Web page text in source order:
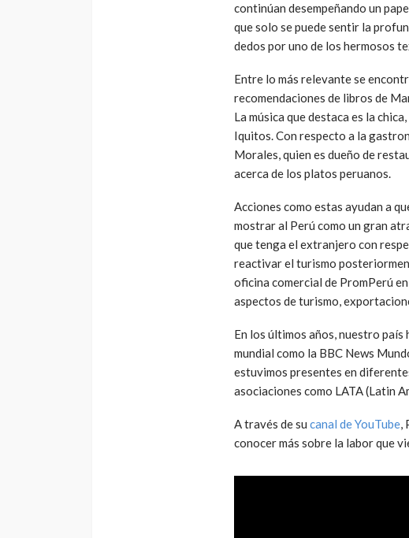
continúan desempeñando un
que solo se puede sentir la
dedos por uno de los hermosos
Entre lo más relevante se
recomendaciones de libros de
La música que destaca es la
Iquitos. Con respecto a la
Morales, quien es dueño de
acerca de los platos peruanos.
Acciones como estas ayudan a
mostrar al Perú como un gran
que tenga el extranjero con
reactivar el turismo
oficina comercial de PromPerú
aspectos de turismo,
En los últimos años, nuestro
mundial como la BBC News
estuvimos presentes en
asociaciones como LATA (Latin
A través de su canal de YouTube,
conocer más sobre la labor que